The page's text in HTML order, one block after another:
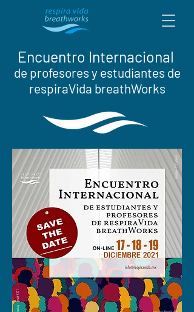
Encuentro Internacional
de profesores y estudiantes de
respiraVida breathWorks